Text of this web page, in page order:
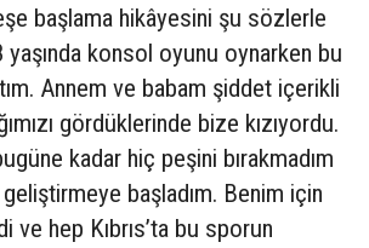
başlama hikâyesini şu sözlerle
yaşında konsol oyunu oynarken bu
Annem ve babam şiddet içerikli
gördüklerinde bize kızıyordu.
kadar hiç peşini bırakmadım
başladım. Benim için
ve hep Kıbrıs’ta bu sporun